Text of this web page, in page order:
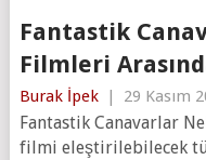
Fantastik
Filmleri
Burak İpek | 29 Kasım
Fantastik Canavarlar
filmi eleştirilebilecek